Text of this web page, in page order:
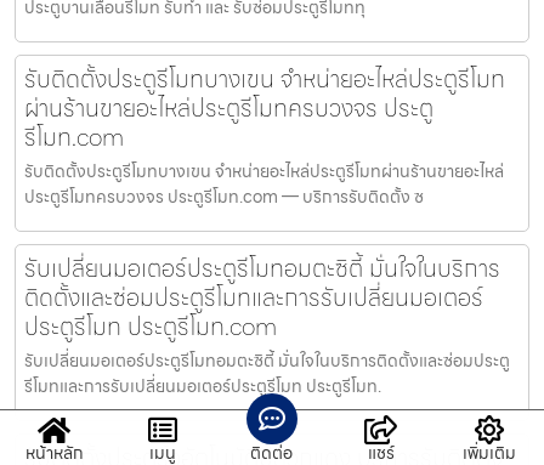
ประตูบานเลื่อนรีโมท รับทำ และ รับซ่อมประตูรีโมททุ
รับติดตั้งประตูรีโมทบางเขน จำหน่ายอะไหล่ประตูรีโมท
ผ่านร้านขายอะไหล่ประตูรีโมทครบวงจร ประตู
รีโมท.com
รับติดตั้งประตูรีโมทบางเขน จำหน่ายอะไหล่ประตูรีโมทผ่านร้านขายอะไหล่
ประตูรีโมทครบวงจร ประตูรีโมท.com — บริการรับติดตั้ง ซ
รับเปลี่ยนมอเตอร์ประตูรีโมทอมตะซิตี้ มั่นใจในบริการ
ติดตั้งและซ่อมประตูรีโมทและการรับเปลี่ยนมอเตอร์
ประตูรีโมท ประตูรีโมท.com
รับเปลี่ยนมอเตอร์ประตูรีโมทอมตะซิตี้ มั่นใจในบริการติดตั้งและซ่อมประตู
รีโมทและการรับเปลี่ยนมอเตอร์ประตูรีโมท ประตูรีโมท.
หน้าหลัก เมนู ติดต่อ แชร์ เพิ่มเติม